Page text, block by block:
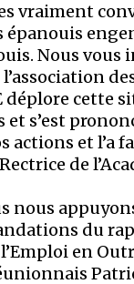
vraiment
épanouis
Nous vous
déplore cette
et s’est
actions et l’a
de
nous
du
en